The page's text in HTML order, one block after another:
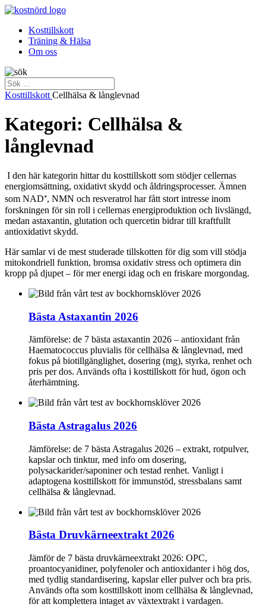
Kosttillskott
Träning & Hälsa
Om oss
Kosttillskott Cellhälsa & långlevnad
Kategori: Cellhälsa &
långlevnad
I den här kategorin hittar du kosttillskott som stödjer cellernas
energiomsättning, oxidativt skydd och åldringsprocesser. Ämnen
som NAD⁺, NMN och resveratrol har fått stort intresse inom
forskningen för sin roll i cellernas energiproduktion och livslängd,
medan astaxantin, glutation och quercetin bidrar till kraftfullt
antioxidativt skydd.
Här samlar vi de mest studerade tillskotten för dig som vill stödja
mitokondriell funktion, bromsa oxidativ stress och optimera din
kropp på djupet – för mer energi idag och en friskare morgondag.
Bästa Astaxantin 2026
Jämförelse: de 7 bästa astaxantin 2026 – antioxidant från
Haematococcus pluvialis för cellhälsa & långlevnad, med
fokus på biotillgänglighet, dosering (mg), styrka, renhet och
pris per dos. Används ofta i kosttillskott för hud, ögon och
återhämtning.
Bästa Astragalus 2026
Jämförelse: de 7 bästa Astragalus 2026 – extrakt, rotpulver,
kapslar och tinktur, med info om dosering,
polysackarider/saponiner och testad renhet. Vanligt i
adaptogena kosttillskott för immunstöd, stressbalans samt
cellhälsa & långlevnad.
Bästa Druvkärneextrakt 2026
Jämför de 7 bästa druvkärneextrakt 2026: OPC,
proantocyanidiner, polyfenoler och antioxidanter i hög dos,
med tydlig standardisering, kapslar eller pulver och bra pris.
Används ofta som kosttillskott inom cellhälsa & långlevnad,
för att komplettera intaget av växtextrakt i vardagen.